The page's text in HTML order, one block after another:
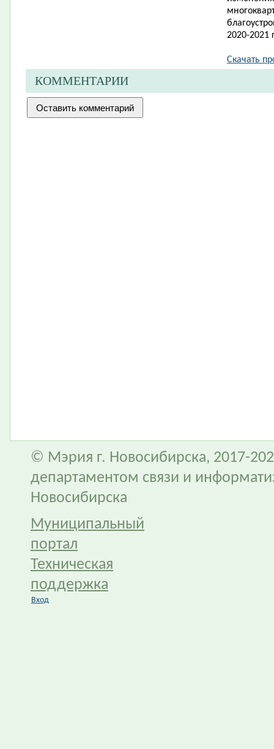
2020-2021
Скачать
КОММЕНТАРИИ
© Мэрия г. Новосибирска, 2017-
департаментом связи и
Новосибирска
Муниципальный
портал
Техническая
поддержка
Вход